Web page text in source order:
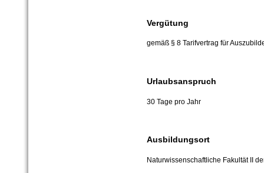
Vergütung
gemäß § 8 Tarifvertrag für
Urlaubsanspruch
30 Tage pro Jahr
Ausbildungsort
Naturwissenschaftliche Fakultät II